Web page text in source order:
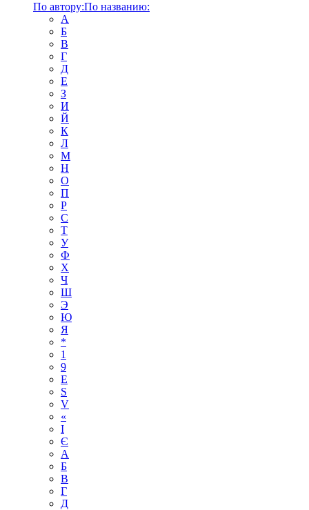
По автору:По названию:
А
Б
В
Г
Д
Е
З
И
Й
К
Л
М
Н
О
П
Р
С
Т
У
Ф
Х
Ч
Ш
Э
Ю
Я
*
1
9
E
S
V
«
І
Є
А
Б
В
Г
Д